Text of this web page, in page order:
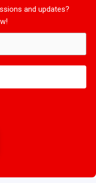
and updates?